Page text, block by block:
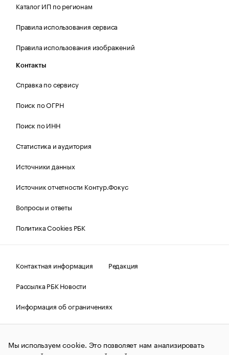
Каталог ИП по регионам
Правила использования сервиса
Правила использования изображений
Контакты
Справка по сервису
Поиск по ОГРН
Поиск по ИНН
Статистика и аудитория
Источники данных
Источник отчетности Контур.Фокус
Вопросы и ответы
Политика Cookies РБК
Контактная информация
Редакция
Рассылка РБК Новости
Информация об ограничениях
Правовая информация
О соблюдении авторских прав
© АО «РОСБИЗНЕСКОНСАЛТИНГ»,1995–2026.Сообщения
Мы используем cookie. Это позволяет нам анализировать